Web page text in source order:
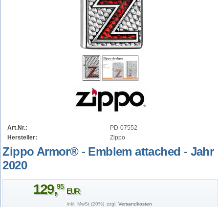
Art.Nr.:
PD-07552
Hersteller:
Zippo
Zippo Armor® - Emblem attached - Jahr
2020
129,95
EUR
inkl. MwSt (20%) zzgl. Versandkosten